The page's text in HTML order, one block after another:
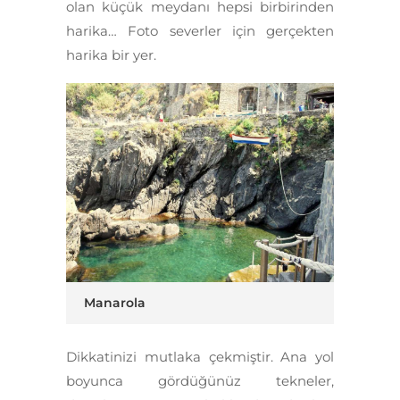
olan küçük meydanı hepsi birbirinden
harika… Foto severler için gerçekten
harika bir yer.
Manarola
Dikkatinizi mutlaka çekmiştir.Ana yol
boyunca gördüğünüz tekneler,